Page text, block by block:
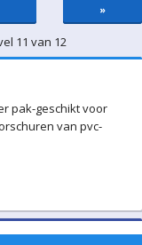
»
11 van 12
pak-geschikt voor
van pvc-